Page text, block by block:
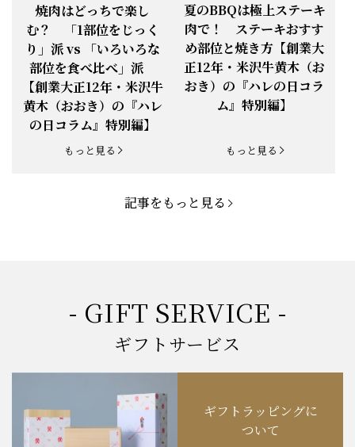
お知らせ 2025.5.28 「初夏の肉祭り」開催中
お知らせ 2025.5.19 「父の日特集」開催中
お知らせ 2025.4.28 「BBQ企画」開催中！
お知らせ 2025.4.28 「母の日企画」開催中！
2024.11.1 「お歳暮特集」開催中！
お知らせ 2024.10.18 【創業祭】１０１年目に突入！
お知らせ 202４.09.18 【秋の味覚祭】食欲の秋！
焼肉はどっちで楽し
む？ 「1部位をじっく
り」派 vs 「いろいろな
部位を食べ比べ」派
【創業大正12年・米沢牛
黄木（おおき）の『ハレ
の日コラム』特別編】
もっと見る
夏のBBQは極上ステーキ
肉で！ ステーキおすす
め部位と焼き方【創業大
正12年・米沢牛黄木（お
おき）の『ハレの日コラ
ム』特別編】
もっと見る
記事をもっと見る
- GIFT SERVICE -
ギフトサービス
ギフトラッピングに
ついて